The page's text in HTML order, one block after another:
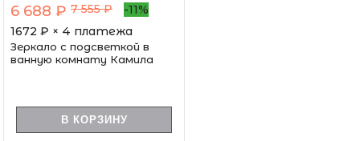
6 688 ₽ 7 555 ₽
-11%
1672 ₽ × 4 платежа
Зеркало с подсветкой в
ванную комнату Камила
В КОРЗИНУ